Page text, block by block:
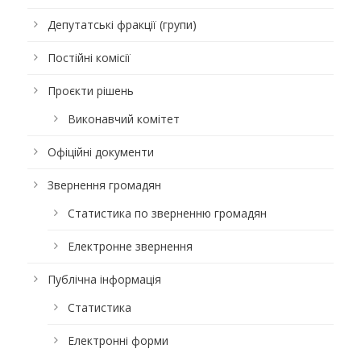
Депутатські фракції (групи)
Постійні комісії
Проєкти рішень
Виконавчий комітет
Офіційні документи
Звернення громадян
Статистика по зверненню громадян
Електронне звернення
Публічна інформація
Статистика
Електронні форми